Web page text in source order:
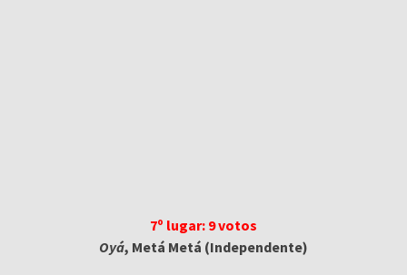
7º lugar: 9 votos
Oyá, Metá Metá (Independente)